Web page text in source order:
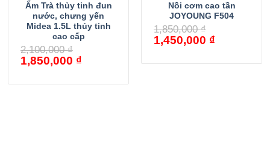
Ấm Trà thủy tinh đun
nước, chưng yến
Midea 1.5L thủy tinh
cao cấp
2,100,000₫
1,850,000 ₫
Nồi cơm cao tần
JOYOUNG F504
1,850,000₫
1,450,000 ₫